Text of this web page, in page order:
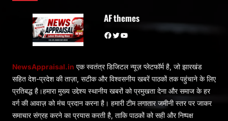
AF themes
Facebook Twitter YouTube
NewsAppraisal.in एक स्वतंत्र डिजिटल न्यूज़ प्लेटफॉर्म है, जो झारखंड
सहित देश-प्रदेश की ताज़ा, सटीक और विश्वसनीय खबरें पाठकों तक पहुंचाने के लिए
प्रतिबद्ध है।हमारा मुख्य उद्देश्य स्थानीय खबरों को प्रमुखता देना और समाज के हर
वर्ग की आवाज़ को मंच प्रदान करना है। हमारी टीम लगातार जमीनी स्तर पर जाकर
समाचार संग्रह करने का प्रयास करती है, ताकि पाठकों को सही और निष्पक्ष